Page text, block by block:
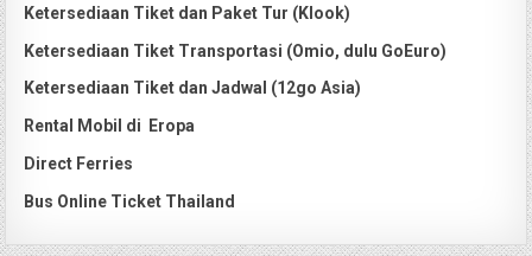
Ketersediaan Tiket dan Paket Tur (Klook)
Ketersediaan Tiket Transportasi (Omio, dulu GoEuro)
Ketersediaan Tiket dan Jadwal (12go Asia)
Rental Mobil di Eropa
Direct Ferries
Bus Online Ticket Thailand